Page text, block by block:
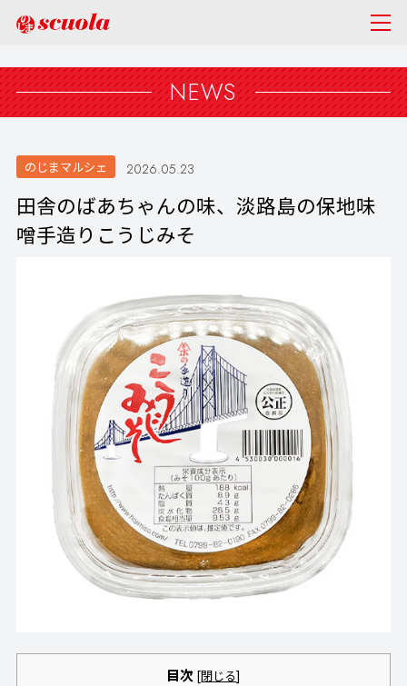
NEWS
のじまマルシェ 2026.05.23
田舎のばあちゃんの味、淡路島の保地味
噌手造りこうじみそ
目次 [閉じる]